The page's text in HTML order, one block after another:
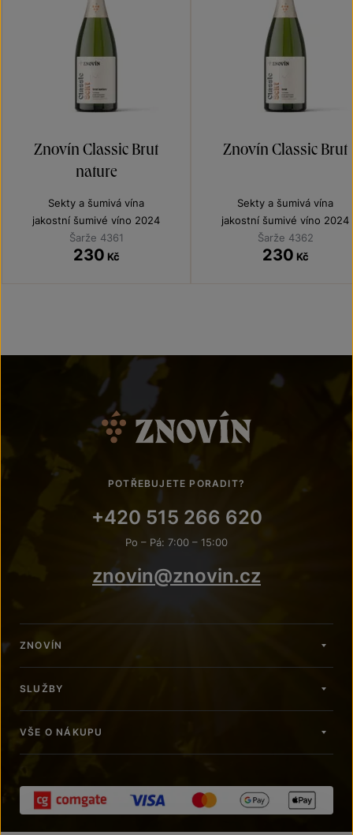
Znovín Classic Brut
nature
Sekty a šumivá vína
jakostní šumivé víno 2024
Šarže 4361
230 Kč
Znovín Classic Brut
Sekty a šumivá vína
jakostní šumivé víno 2024
Šarže 4362
230 Kč
POTŘEBUJETE PORADIT?
+420 515 266 620
Po – Pá: 7:00 – 15:00
znovin@znovin.cz
ZNOVÍN
SLUŽBY
VŠE O NÁKUPU